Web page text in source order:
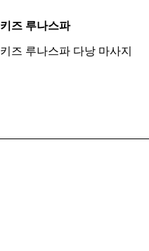
즈 루나스파
즈 루나스파 다낭 마사지